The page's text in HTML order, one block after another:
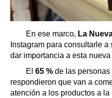
En ese marco, La
Instagram para consultarle
dar importancia a esta nueva
El 65 % de las
respondieron que van a
atención a los productos a